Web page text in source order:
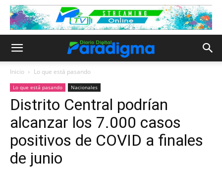
Inicio Lo que está pasando
Lo que está pasando Nacionales
Distrito Central podrían
alcanzar los 7.000 casos
positivos de COVID a finales
de junio